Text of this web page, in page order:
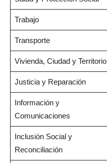
Trabajo
Transporte
Vivienda, Ciudad y Territorio
Justicia y Reparación
Información y
Comunicaciones
Inclusión Social y
Reconciliación